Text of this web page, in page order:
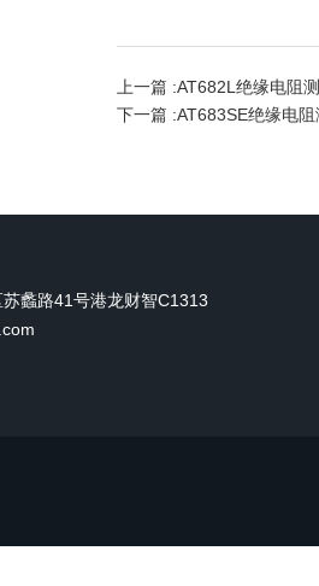
上一篇 :AT682L绝缘电阻
下一篇 :AT683SE绝缘电
蠡路41号港龙财智C1313